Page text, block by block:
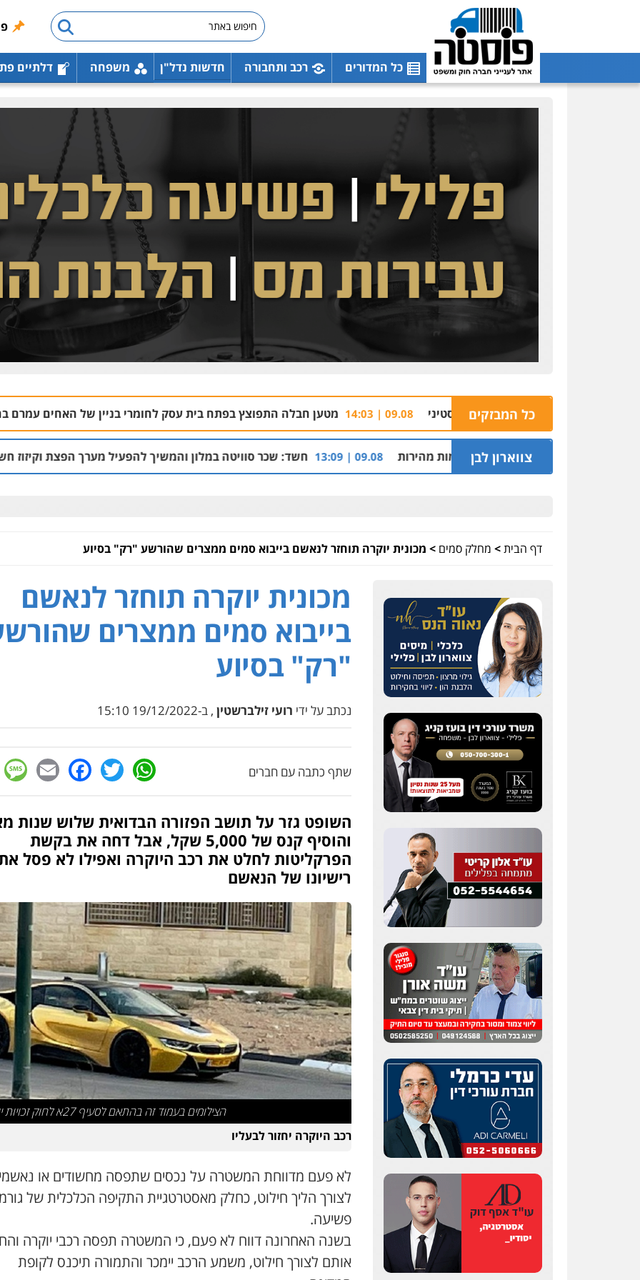
כל המדורים רכב ותחבורה חדשות נדל"ן משפחה דלתיים
כל המבזקיםשירה למוות בפלסטיני 09.08 | 14:03 מטען חבלה התפוצץ בפתח בית עסק לחומרי בניין של האחים עמרם בחדרה 09.08 | 12:39
צווארון לבן
סף האכיפה במצלמות מהירות 09.08 | 13:09 חשד: שכר סוויטה במלון והמשיך להפעיל מערך הפצת וקיזוז חשבוניות
דף הבית> מחלק סמים > מכונית יוקרה תוחזר לנאשם בייבוא סמים ממצרים שהורשע "רק" בסיוע
עו"ד אלון קריטי
פלילי כלכלי אלימות
סמים מעצרים
0525544654
שני אלגרבלי – משרד
עורכי דין
פלילי עורכי דין לענייני
אסירים תעבורה
0507120031
עו"ד רונן בנדל
משפט פלילי פשיעה
חמורה
מכונית יוקרה תוחזר לנאשם
בייבוא סמים ממצרים
"רק" בסיוע
נכתב על ידי רועי זילברשטין , ב-19/12/2022 15:10
שתף כתבה עם חברים WhatsApp
Twitter
השופט גזר על תושב הפזורה הבדואית שלוש שנות
והוסיף קנס של 5,000 שקל, אבל דחה את בקשת
הפרקליטות לחלט את רכב היוקרה ואפילו לא פסל
רישיונו של הנאשם
הצילומים בעמוד זה בהתאם לסעיף 27א לחוק זכויות יוצרים
רכב היוקרה יחזור לבעליו
לא פעם מדווחת המשטרה על נכסים שתפסה מחשודים או
לצורך הליך חילוט, כחלק מאסטרטגיית התקיפה הכלכלית של
פשיעה.
בשנה האחרונה דווח לא פעם, כי המשטרה תפסה רכבי יוקרה
אותם לצורך חילוט, משמע הרכב יימכר והתמורה תיכנס לקופת